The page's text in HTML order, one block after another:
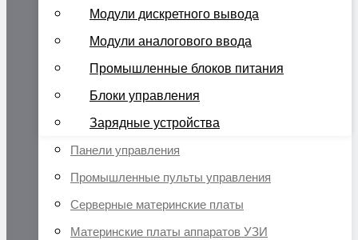
Модули дискретного вывода
Модули аналогового ввода
Промышленные блоков питания
Блоки управления
Зарядные устройства
Панели управления
Промышленные пульты управления
Серверные материнские платы
Материнские платы аппаратов УЗИ